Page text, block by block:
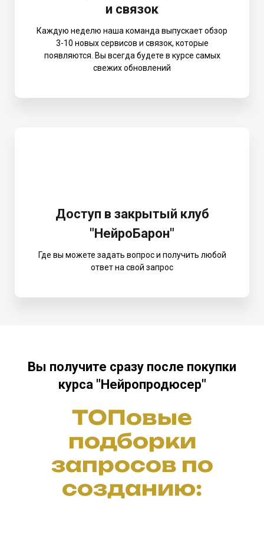
и связок
Каждую неделю наша команда выпускает обзор
3-10 новых сервисов и связок, которые
появляются. Вы всегда будете в курсе самых
свежих обновлений
Доступ в закрытый клуб
"НейроБарон"
Где вы можете задать вопрос и получить любой
ответ на свой запрос
Вы получите сразу после покупки
курса "Нейропродюсер"
ТОПовые
подборки
запросов по
созданию: